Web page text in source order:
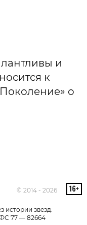
и
к
о
© 2014 - 2026
истории звезд.
77 — 82664